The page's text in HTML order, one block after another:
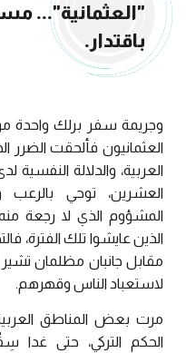
"العثمانية"...
باقتدار.
وجريمة سفر برلك واحدة من
العثمانيون فألحقت
العربية، والدلالة النفسية
العشرين، توحي
المشؤوم الذي لا رجعة
الذين عايشوا تلك الفترة،
مقابل جانبان مظلمان تشير
لاستعباد الناس وقهرهم.
مرت بعض المناطق
الحكم التركي، حتى غدا